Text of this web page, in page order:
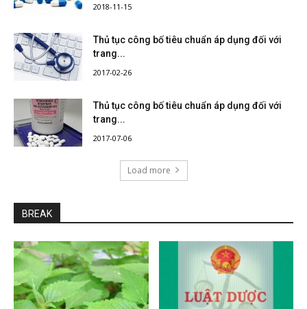
2018-11-15
Thủ tục công bố tiêu chuẩn áp dụng đối với
trang...
2017-02-26
Thủ tục công bố tiêu chuẩn áp dụng đối với
trang...
2017-07-06
Load more
BREAK